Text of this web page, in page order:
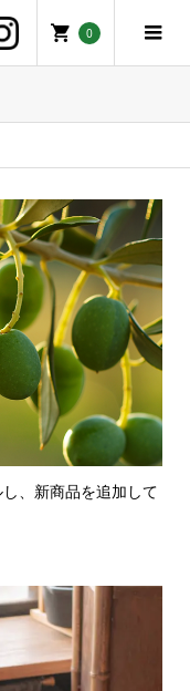
0
、新商品を追加して